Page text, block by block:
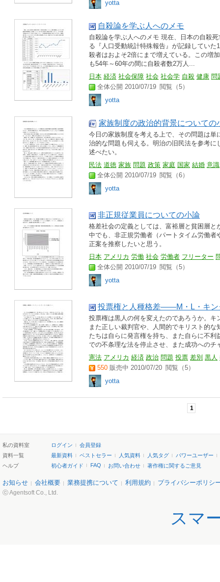
yotta
自殺論を学ぶ人へのメモ
自殺論を学ぶ人へのメモ 現在、日本の自殺
る『人口受動統計特殊報告』が記録してい
殺者はおよそ2倍にまで増えている。この増
も54年～60年の間に自殺者数2万人...
日本 経済 社会保障 社会 社会学 自殺 健康 問
全体公開 2010/07/19 閲覧（5）
yotta
家族制度の政治的背景についての
今日の家族制度を考える上で、その問題は
治的な問題も伺える。明治の旧民法を参考
述べたい。
民法 道徳 家族 問題 政策 家庭 国家 結婚 意識
全体公開 2010/07/19 閲覧（6）
yotta
非正規従業員についての小論
格差社会の定義としては、富裕層と貧困層
中でも、非正規労働者（パートタイム労働
正案を推察したいと思う。
日本 アメリカ 労働 社会 労働者 フリーター
全体公開 2010/07/19 閲覧（5）
yotta
投票権と人種格差――M・L・キ
投票権は黒人の何を変えたのであろうか。
また正しい裁判官や、人間的でキリスト的
たちは自らに発言権を持ち、また自らに不
での不条理な法を停止させ、また成功へのチ
憲法 アメリカ 経済 政治 問題 投票 差別 黒人
550 販売中 2010/07/20 閲覧（5）
yotta
1
私の資料室 ログイン
会員登録
資料一覧
最新資料 ベストセラー 人気資料 人気タグ
パワーユーザー
ヘルプ
初心者ガイド FAQ お問い合わせ 著作権に関するご意見
お知らせ 会社概要 業務提携について 利用規約 プライバシーポリシ
ⓒ Agentsoft Co., Ltd.
スマ